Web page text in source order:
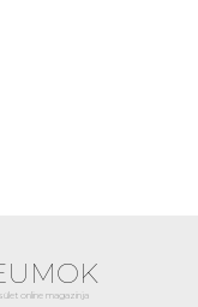
online magazinja